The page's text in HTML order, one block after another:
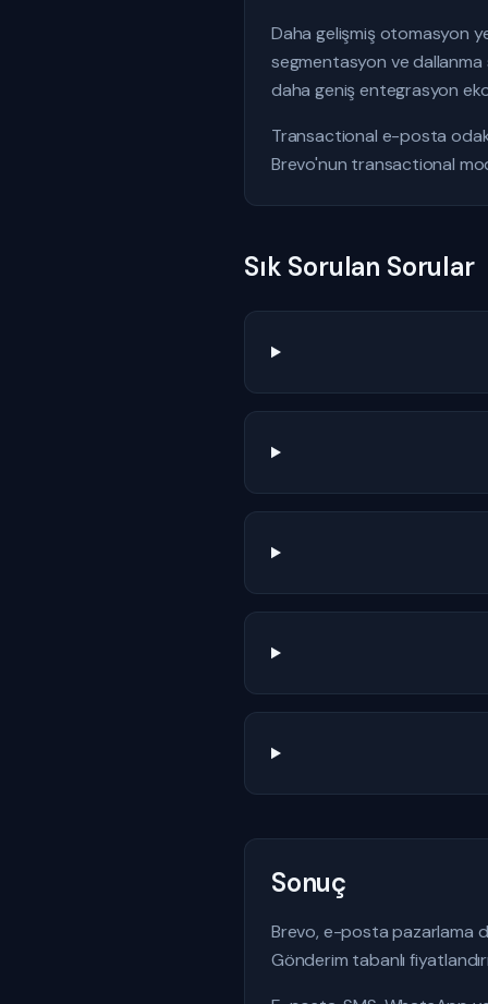
Daha gelişmiş otomasyon
segmentasyon ve dallanma
daha geniş entegrasyon
Transactional e-posta
Brevo'nun transactional
Sık Sorulan Sorular
Sonuç
Brevo, e-posta pazarlama
Gönderim tabanlı